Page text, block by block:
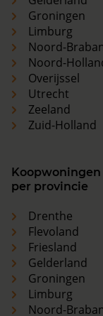
Groningen
Limburg
Noord-
Noord-
Overijssel
Utrecht
Zeeland
Zuid-Holland
Koopwoningen
per provincie
Drenthe
Flevoland
Friesland
Gelderland
Groningen
Limburg
Noord-